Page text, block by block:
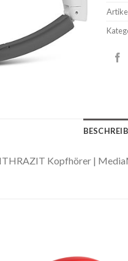
Kopfhörer |